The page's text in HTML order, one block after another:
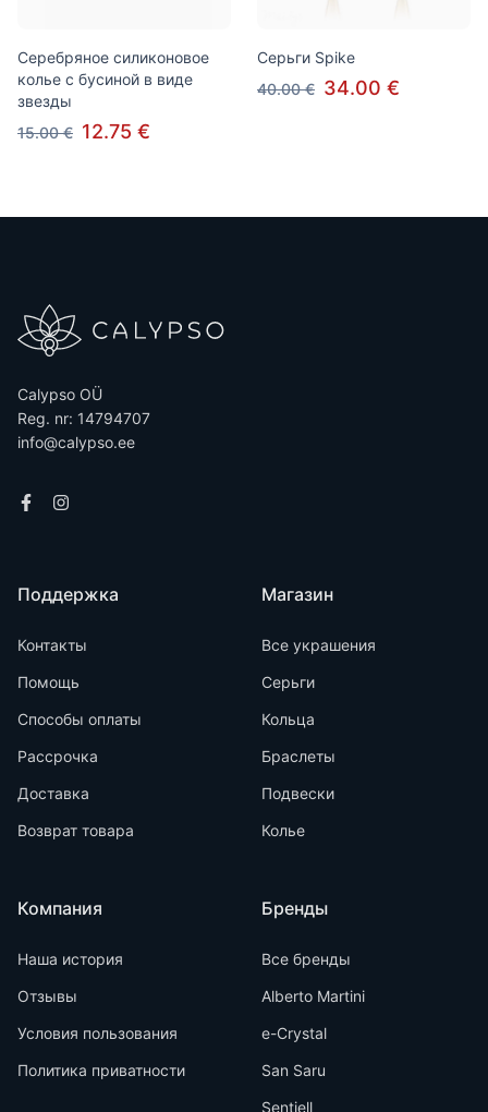
Серебряное силиконовое
колье с бусиной в виде
звезды
15.00 € 12.75 €
Серьги Spike
40.00 € 34.00 €
Calypso OÜ
Reg. nr: 14794707
info@calypso.ee
Поддержка
Контакты
Помощь
Способы оплаты
Рассрочка
Доставка
Возврат товара
Компания
Наша история
Отзывы
Условия пользования
Политика приватности
Магазин
Все украшения
Серьги
Кольца
Браслеты
Подвески
Колье
Бренды
Все бренды
Alberto Martini
e-Crystal
San Saru
Sentiell